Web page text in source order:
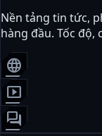
Nền tảng tin tức,
hàng đầu. Tốc độ,
language
smart_display
forum